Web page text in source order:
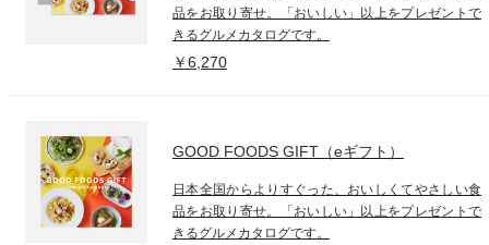
品をお取り寄せ。「おいしい」以上をプレゼントで
きるグルメカタログです。
￥6,270
GOOD FOODS GIFT（eギフト）
日本全国からよりすぐった、おいしくてやさしい食
品をお取り寄せ。「おいしい」以上をプレゼントで
きるグルメカタログです。